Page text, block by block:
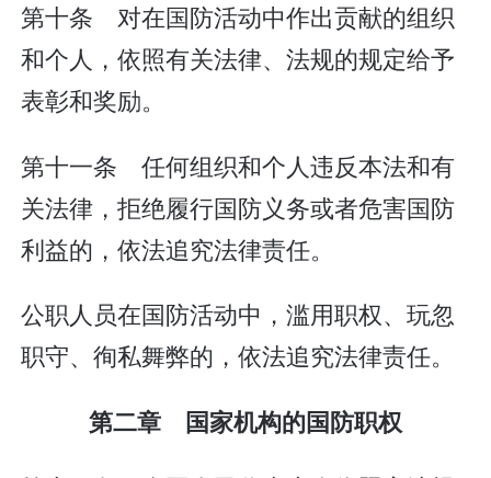
第十条 对在国防活动中作出贡献的组织
和个人，依照有关法律、法规的规定给予
表彰和奖励。
第十一条 任何组织和个人违反本法和有
关法律，拒绝履行国防义务或者危害国防
利益的，依法追究法律责任。
公职人员在国防活动中，滥用职权、玩忽
职守、徇私舞弊的，依法追究法律责任。
第二章 国家机构的国防职权